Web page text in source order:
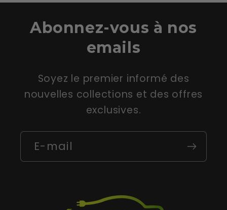
Abonnez-vous à nos
emails
Soyez le premier informé des
nouvelles collections et des offres
exclusives.
E-mail